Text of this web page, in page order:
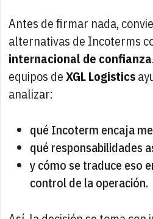
Antes de firmar nada,
alternativas de Incoterms
internacional de confianza
equipos deXGL Logistics
analizar:
qué Incoterm encaja
qué responsabilidades
y cómo se traduce eso
control de la operación.